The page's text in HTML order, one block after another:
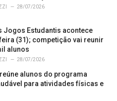
28/07/2026
Jogos Estudantis acontece
(31); competição vai reunir
alunos
28/07/2026
alunos do programa
para atividades físicas e